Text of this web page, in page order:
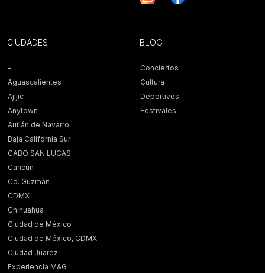
CIUDADES
-
Aguascalientes
Ajijic
Anytown
Autlán de Navarro
Baja California Sur
CABO SAN LUCAS
Cancún
Cd. Guzmán
CDMX
Chihuahua
Ciudad de México
Ciudad de México, CDMX
Ciudad Juarez
Experiencia M&G
BLOG
Conciertos
Cultura
Deportivos
Festivales